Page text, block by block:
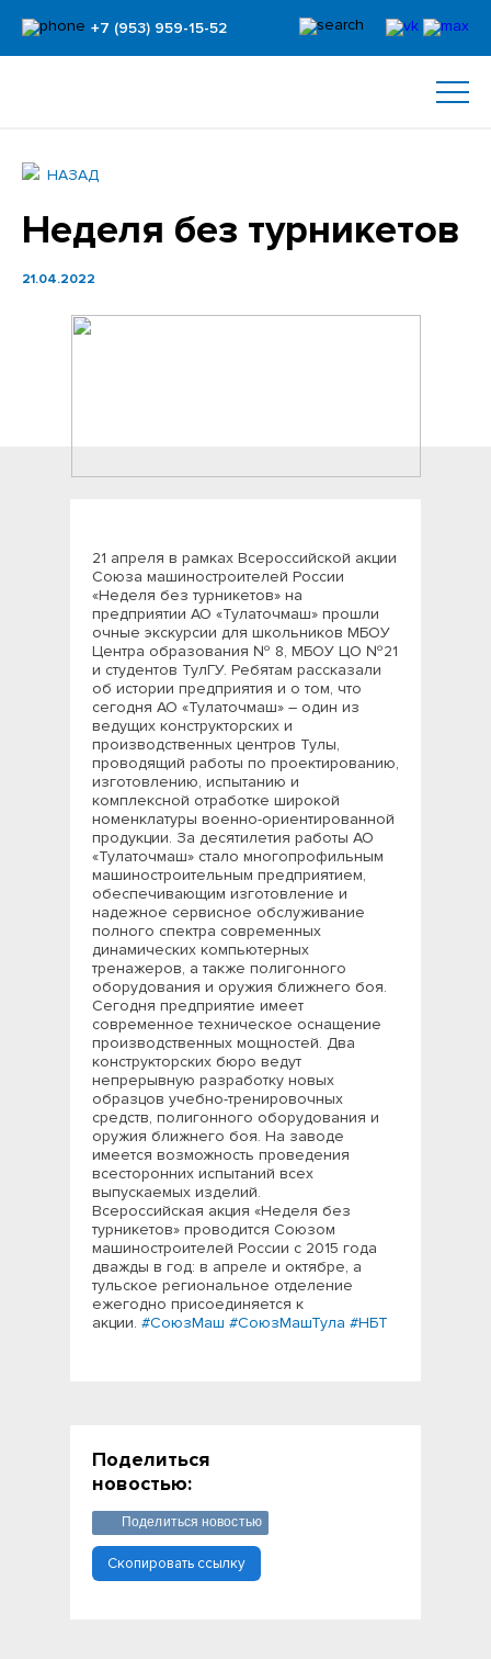
+7 (953) 959-15-52
НАЗАД
Неделя без турникетов
21.04.2022
21 апреля в рамках Всероссийской акции
Союза машиностроителей России
«Неделя без турникетов» на
предприятии АО «Тулаточмаш» прошли
очные экскурсии для школьников МБОУ
Центра образования № 8, МБОУ ЦО №21
и студентов ТулГУ. Ребятам рассказали
об истории предприятия и о том, что
сегодня АО «Тулаточмаш» – один из
ведущих конструкторских и
производственных центров Тулы,
проводящий работы по проектированию,
изготовлению, испытанию и
комплексной отработке широкой
номенклатуры военно-ориентированной
продукции. За десятилетия работы АО
«Тулаточмаш» стало многопрофильным
машиностроительным предприятием,
обеспечивающим изготовление и
надежное сервисное обслуживание
полного спектра современных
динамических компьютерных
тренажеров, а также полигонного
оборудования и оружия ближнего боя.
Сегодня предприятие имеет
современное техническое оснащение
производственных мощностей. Два
конструкторских бюро ведут
непрерывную разработку новых
образцов учебно-тренировочных
средств, полигонного оборудования и
оружия ближнего боя. На заводе
имеется возможность проведения
всесторонних испытаний всех
выпускаемых изделий.
Всероссийская акция «Неделя без
турникетов» проводится Союзом
машиностроителей России с 2015 года
дважды в год: в апреле и октябре, а
тульское региональное отделение
ежегодно присоединяется к
акции. #СоюзМаш #СоюзМашТула #НБТ
Поделиться
новостью:
Поделиться новостью
Скопировать ссылку